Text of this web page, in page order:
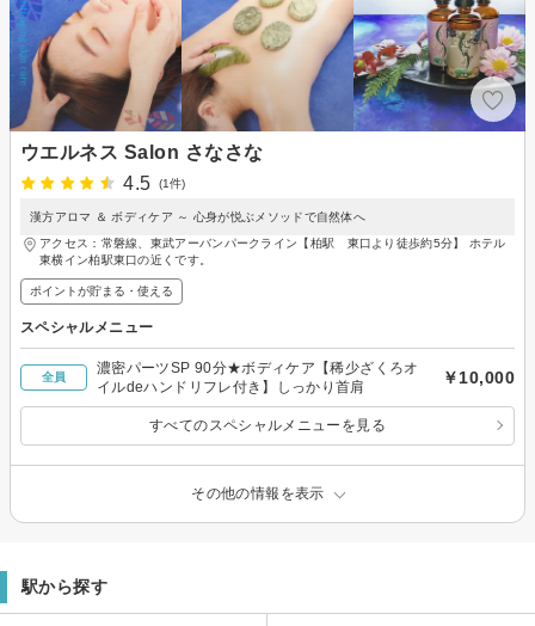
ウエルネス Salon さなさな
4.5
(1件)
漢方アロマ ＆ ボディケア ～ 心身が悦ぶメソッドで自然体へ
アクセス：常磐線、東武アーバンパークライン【柏駅 東口より徒歩約5分】 ホテル
東横イン柏駅東口の近くです。
ポイントが貯まる・使える
スペシャルメニュー
全員
濃密パーツSP 90分★ボディケア【稀少ざくろオ
イルdeハンドリフレ付き】しっかり首肩
￥10,000
すべてのスペシャルメニューを見る
その他の情報を表示
駅から探す